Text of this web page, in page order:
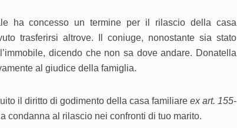
ha concesso un termine per il rilascio della casa
trasferirsi altrove. Il coniuge, nonostante sia stato
dicendo che non sa dove andare. Donatella
al giudice della famiglia.
il diritto di godimento della casa familiare ex art. 155-
condanna al rilascio nei confronti di tuo marito.